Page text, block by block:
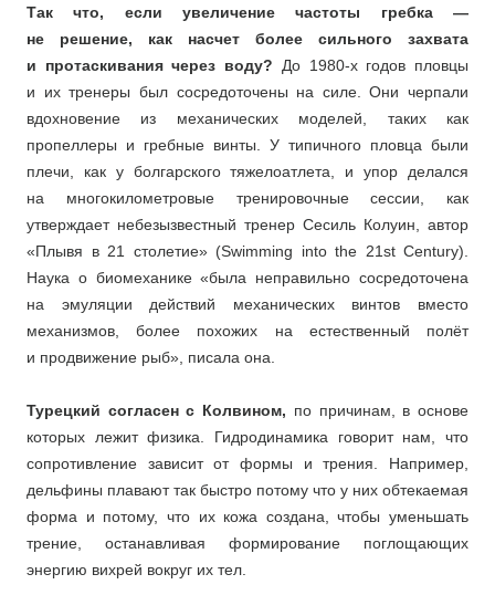
Так что, если увеличение частоты гребка —
не решение, как насчет более сильного захвата
и протаскивания через воду? До 1980-х годов пловцы
и их тренеры был сосредоточены на силе. Они черпали
вдохновение из механических моделей, таких как
пропеллеры и гребные винты. У типичного пловца были
плечи, как у болгарского тяжелоатлета, и упор делался
на многокилометровые тренировочные сессии, как
утверждает небезызвестный тренер Сесиль Колуин, автор
«Плывя в 21 столетие» (Swimming into the 21st Century).
Наука о биомеханике «была неправильно сосредоточена
на эмуляции действий механических винтов вместо
механизмов, более похожих на естественный полёт
и продвижение рыб», писала она.
Турецкий согласен с Колвином, по причинам, в основе
которых лежит физика. Гидродинамика говорит нам, что
сопротивление зависит от формы и трения. Например,
дельфины плавают так быстро потому что у них обтекаемая
форма и потому, что их кожа создана, чтобы уменьшать
трение, останавливая формирование поглощающих
энергию вихрей вокруг их тел.